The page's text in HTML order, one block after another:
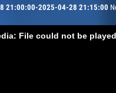
21:00:00-2025-04-28 21:15:00
File could not be played